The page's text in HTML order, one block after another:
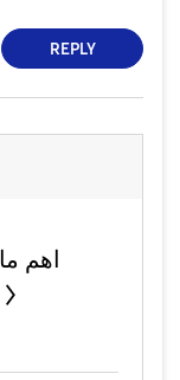
REPLY
اهم